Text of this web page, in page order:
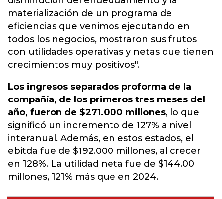
materialización de un programa de
eficiencias que venimos ejecutando en
todos los negocios, mostraron sus frutos
con utilidades operativas y netas que tienen
crecimientos muy positivos".
Los ingresos separados proforma de la
compañía, de los primeros tres meses del
año, fueron de $271.000 millones, lo que
significó un incremento de 127% a nivel
interanual. Además, en estos estados, el
ebitda fue de $192.000 millones, al crecer
en 128%. La utilidad neta fue de $144.00
millones, 121% más que en 2024.